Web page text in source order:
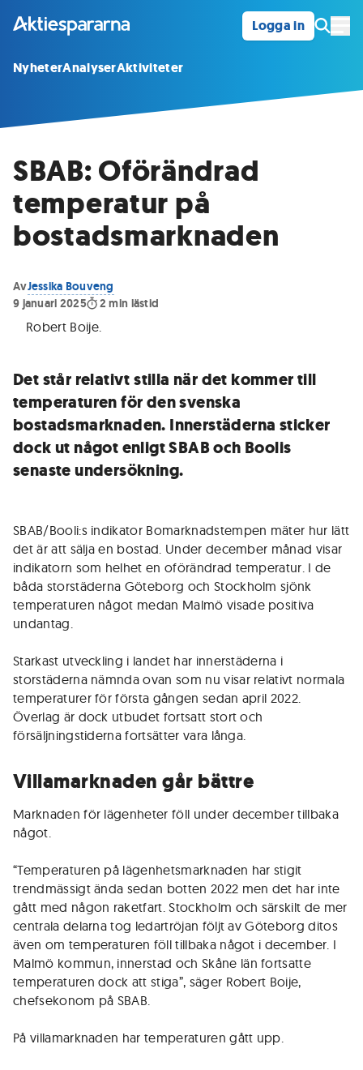
Logga in
NyheterAnalyserAktiviteter
SBAB: Oförändrad
temperatur på
bostadsmarknaden
AvJessika Bouveng
9 januari 2025
2 min lästid
Robert Boije.
Det står relativt stilla när det kommer till
temperaturen för den svenska
bostadsmarknaden. Innerstäderna sticker
dock ut något enligt SBAB och Boolis
senaste undersökning.
SBAB/Booli:s indikator Bomarknadstempen mäter hur lätt
det är att sälja en bostad. Under december månad visar
indikatorn som helhet en oförändrad temperatur. I de
båda storstäderna Göteborg och Stockholm sjönk
temperaturen något medan Malmö visade positiva
undantag.
Starkast utveckling i landet har innerstäderna i
storstäderna nämnda ovan som nu visar relativt normala
temperaturer för första gången sedan april 2022.
Överlag är dock utbudet fortsatt stort och
försäljningstiderna fortsätter vara långa.
Villamarknaden går bättre
Marknaden för lägenheter föll under december tillbaka
något.
“Temperaturen på lägenhetsmarknaden har stigit
trendmässigt ända sedan botten 2022 men det har inte
gått med någon raketfart. Stockholm och särskilt de mer
centrala delarna tog ledartröjan följt av Göteborg ditos
även om temperaturen föll tillbaka något i december. I
Malmö kommun, innerstad och Skåne län fortsatte
temperaturen dock att stiga”, säger Robert Boije,
chefsekonom på SBAB.
På villamarknaden har temperaturen gått upp.